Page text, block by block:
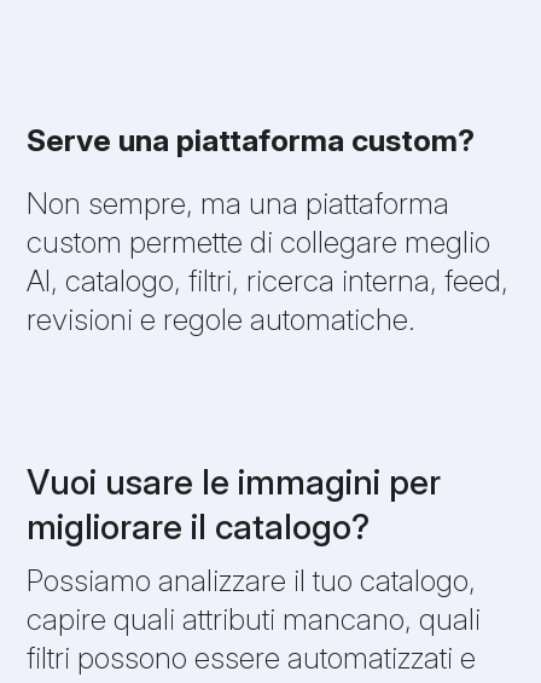
Serve una piattaforma custom?
Non sempre, ma una piattaforma
custom permette di collegare meglio
AI, catalogo, filtri, ricerca interna, feed,
revisioni e regole automatiche.
Vuoi usare le immagini per
migliorare il catalogo?
Possiamo analizzare il tuo catalogo,
capire quali attributi mancano, quali
filtri possono essere automatizzati e